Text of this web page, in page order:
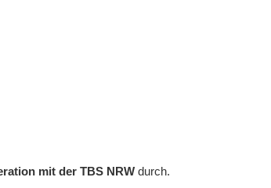
mit der TBS NRW durch.